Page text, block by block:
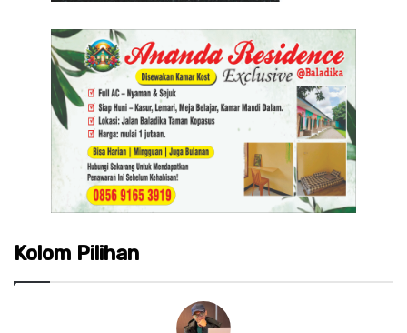
Kolom Pilihan